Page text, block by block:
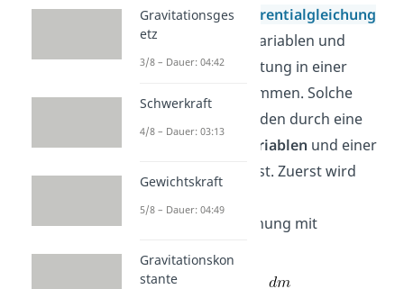
Das ist eineDifferentialgleichung
1. Ordnung, da Variablen und
deren erste Ableitung in einer
Gleichung vorkommen. Solche
Gleichungen werden durch eine
Trennung der Variablen und einer
gelöst. Zuerst wird
Bewegungsgleichung mit
Gravitationsges
etz
3/8 – Dauer: 04:42
Schwerkraft
4/8 – Dauer: 03:13
Gewichtskraft
5/8 – Dauer: 04:49
Gravitationskon
stante